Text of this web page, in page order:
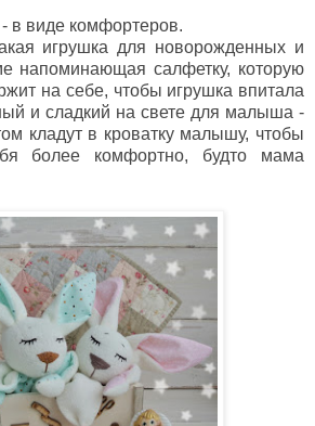
в виде комфортеров.
игрушка для новорожденных и
напоминающая салфетку, которую
на себе, чтобы игрушка впитала
и сладкий на свете для малыша -
кладут в кроватку малышу, чтобы
более комфортно, будто мама